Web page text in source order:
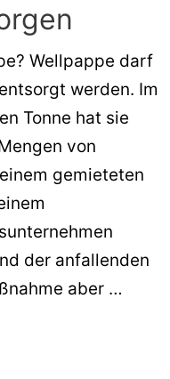
Wellpappe darf
werden. Im
Tonne hat sie
von
gemieteten
der anfallenden
aber …